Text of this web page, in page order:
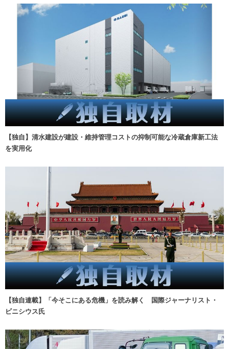
【独自】清水建設が建設・維持管理コストの抑制可能な冷蔵倉庫新工法
を実用化
【独自連載】「今そこにある危機」を読み解く 国際ジャーナリスト・
ビニシウス氏